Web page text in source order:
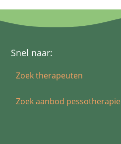
Snel naar:
Zoek therapeuten
Zoek aanbod pessotherapie